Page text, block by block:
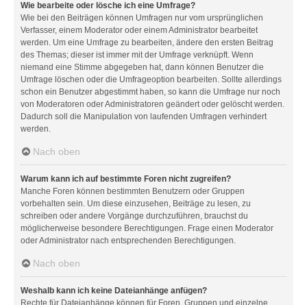
Wie bearbeite oder lösche ich eine Umfrage?
Wie bei den Beiträgen können Umfragen nur vom ursprünglichen
Verfasser, einem Moderator oder einem Administrator bearbeitet
werden. Um eine Umfrage zu bearbeiten, ändere den ersten Beitrag
des Themas; dieser ist immer mit der Umfrage verknüpft. Wenn
niemand eine Stimme abgegeben hat, dann können Benutzer die
Umfrage löschen oder die Umfrageoption bearbeiten. Sollte allerdings
schon ein Benutzer abgestimmt haben, so kann die Umfrage nur noch
von Moderatoren oder Administratoren geändert oder gelöscht werden.
Dadurch soll die Manipulation von laufenden Umfragen verhindert
werden.
Nach oben
Warum kann ich auf bestimmte Foren nicht zugreifen?
Manche Foren können bestimmten Benutzern oder Gruppen
vorbehalten sein. Um diese einzusehen, Beiträge zu lesen, zu
schreiben oder andere Vorgänge durchzuführen, brauchst du
möglicherweise besondere Berechtigungen. Frage einen Moderator
oder Administrator nach entsprechenden Berechtigungen.
Nach oben
Weshalb kann ich keine Dateianhänge anfügen?
Rechte für Dateianhänge können für Foren, Gruppen und einzelne